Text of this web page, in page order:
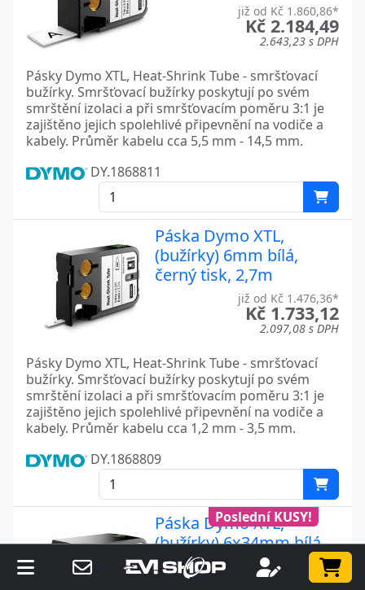
již od Kč 1.860,86*
Kč 2.184,49
2.643,23 s DPH
Pásky Dymo XTL, Heat-Shrink Tube - smršťovací
bužírky. Smršťovací bužírky poskytují po svém
smrštění izolaci a při smršťovacím poměru 3:1 je
zajištěno jejich spolehlivé připevnění na vodiče a
kabely. Průměr kabelu cca 5,5 mm - 14,5 mm.
DY.1868811
Páska Dymo XTL,
(bužírky) 6mm bílá,
černý tisk, 2,7m
již od Kč 1.476,36*
Kč 1.733,12
2.097,08 s DPH
Pásky Dymo XTL, Heat-Shrink Tube - smršťovací
bužírky. Smršťovací bužírky poskytují po svém
smrštění izolaci a při smršťovacím poměru 3:1 je
zajištěno jejich spolehlivé připevnění na vodiče a
kabely. Průměr kabelu cca 1,2 mm - 3,5 mm.
DY.1868809
Poslední KUSY!
Páska Dymo XTL,
(bužírky) 6x34mm bílá,
černý tisk, 81ks
již od Kč 984,00*